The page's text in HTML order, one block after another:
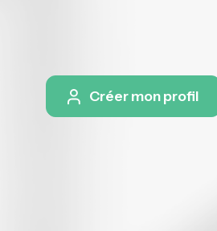
Créer mon profil